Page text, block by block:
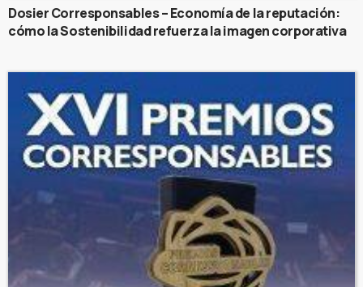
Dosier Corresponsables – Economía de la reputación:
cómo la Sostenibilidad refuerza la imagen corporativa